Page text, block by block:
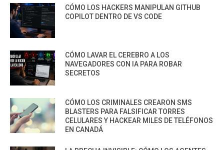
CÓMO LOS HACKERS MANIPULAN GITHUB
COPILOT DENTRO DE VS CODE
CÓMO LAVAR EL CEREBRO A LOS
NAVEGADORES CON IA PARA ROBAR
SECRETOS
CÓMO LOS CRIMINALES CREARON SMS
BLASTERS PARA FALSIFICAR TORRES
CELULARES Y HACKEAR MILES DE TELÉFONOS
EN CANADÁ